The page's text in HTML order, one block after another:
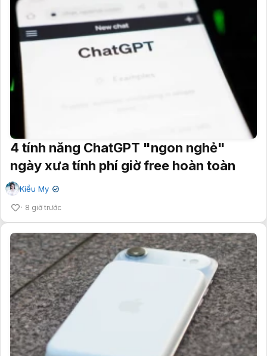
4 tính năng ChatGPT "ngon nghẻ"
ngày xưa tính phí giờ free hoàn toàn
Kiều My ✔
8 giờ trước